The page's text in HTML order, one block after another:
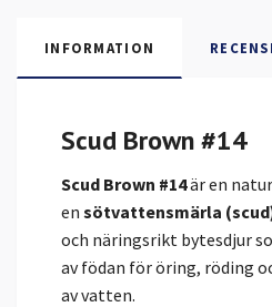
INFORMATION
Scud Brown #14
Scud Brown #14är en
en sötvattensmärla
och näringsrikt bytesdjur
av födan för öring, röding
av vatten.